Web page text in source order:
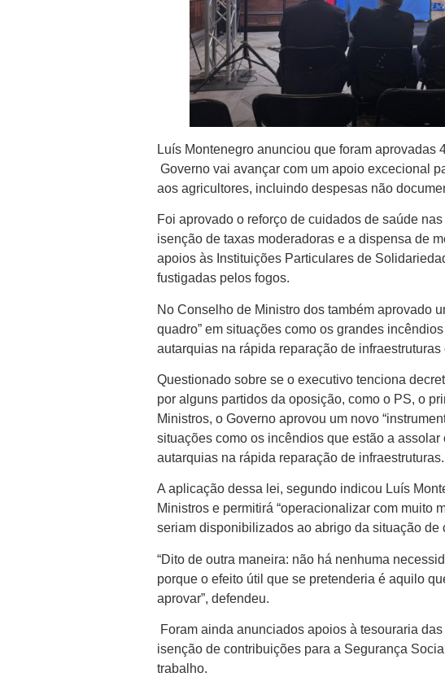
Luís Montenegro anunciou que foram
Governo vai avançar com um apoio excecional
aos agricultores, incluindo despesas não
Foi aprovado o reforço de cuidados de saúde
isenção de taxas moderadoras e a dispensa de
apoios às Instituições Particulares de
fustigadas pelos fogos.
No Conselho de Ministro dos também aprovado
quadro” em situações como os grandes
autarquias na rápida reparação de
Questionado sobre se o executivo tenciona
por alguns partidos da oposição, como o PS, o
Ministros, o Governo aprovou um novo
situações como os incêndios que estão a
autarquias na rápida reparação de infraestruturas.
A aplicação dessa lei, segundo indicou Luís
Ministros e permitirá “operacionalizar com muito
seriam disponibilizados ao abrigo da situação de
“Dito de outra maneira: não há nenhuma
porque o efeito útil que se pretenderia é aquilo
aprovar”, defendeu.
Foram ainda anunciados apoios à tesouraria
isenção de contribuições para a Segurança
trabalho.